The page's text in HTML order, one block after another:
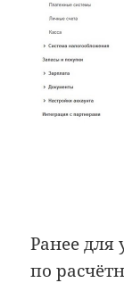
Ранее для
по